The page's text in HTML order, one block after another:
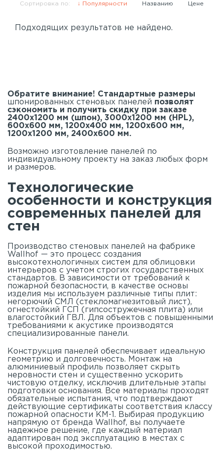
Сортировка по: Популярности Названию Цене
Подходящих результатов не найдено.
Обратите внимание! Стандартные размеры
шпонированных стеновых панелей позволят
сэкономить и получить скидку при заказе
2400х1200 мм (шпон), 3000х1200 мм (HPL),
600х600 мм, 1200х400 мм, 1200х600 мм,
1200х1200 мм, 2400х600 мм.
Возможно изготовление панелей по
индивидуальному проекту на заказ любых форм
и размеров.
Технологические
особенности и конструкция
современных панелей для
стен
Производство стеновых панелей на фабрике
Wallhof — это процесс создания
высокотехнологичных систем для облицовки
интерьеров с учетом строгих государственных
стандартов. В зависимости от требований к
пожарной безопасности, в качестве основы
изделия мы используем различные типы плит:
негорючий СМЛ (стекломагнезитовый лист),
огнестойкий ГСП (гипсостружечная плита) или
влагостойкий ГВЛ. Для объектов с повышенными
требованиями к акустике производятся
специализированные панели.
Конструкция панелей обеспечивает идеальную
геометрию и долговечность. Монтаж на
алюминиевый профиль позволяет скрыть
неровности стен и существенно ускорить
чистовую отделку, исключив длительные этапы
подготовки основания. Все материалы проходят
обязательные испытания, что подтверждают
действующие сертификаты соответствия классу
пожарной опасности КМ-1. Выбирая продукцию
напрямую от бренда Wallhof, вы получаете
надежное решение, где каждый материал
адаптирован под эксплуатацию в местах с
высокой проходимостью.